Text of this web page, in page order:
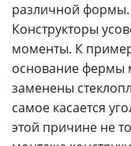
различной формы.
Конструкторы
моменты. К
основание фермы
заменены
самое касается
этой причине не